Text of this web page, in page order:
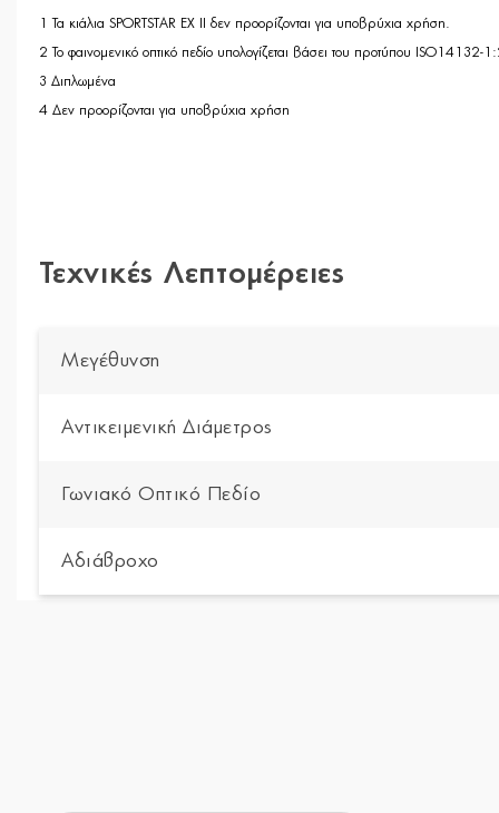
1 Τα κιάλια SPORTSTAR EX II δεν προορίζονται για υποβρύχια χρήση.
2 Το φαινομενικό οπτικό πεδίο υπολογίζεται βάσει του προτύπου ISO14132-
3 Διπλωμένα
4 Δεν προορίζονται για υποβρύχια χρήση
Τεχνικές Λεπτομέρειες
Μεγέθυνση
Αντικειμενική Διάμετρος
Γωνιακό Οπτικό Πεδίο
Αδιάβροχο